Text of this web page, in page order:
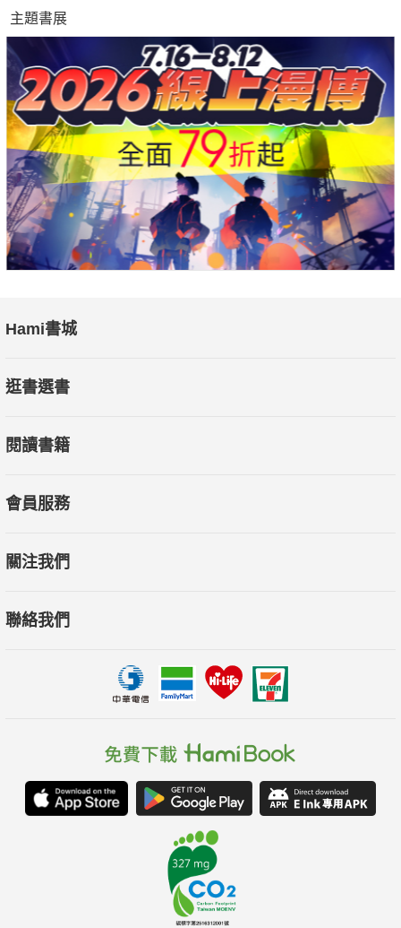
主題書展
Hami書城
逛書選書
閱讀書籍
會員服務
關注我們
聯絡我們